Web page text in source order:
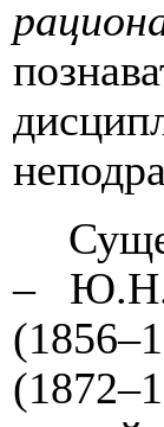
– Ю.Н.